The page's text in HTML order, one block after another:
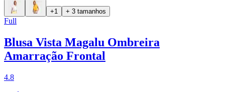
+1 + 3 tamanhos
Full
Blusa Vista Magalu Ombreira
Amarração Frontal
4.8